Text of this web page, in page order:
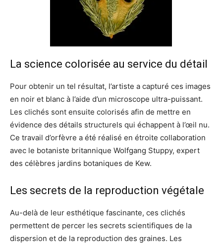
La science colorisée au service du détail
Pour obtenir un tel résultat, l’artiste a capturé ces images
en noir et blanc à l’aide d’un microscope ultra-puissant.
Les clichés sont ensuite colorisés afin de mettre en
évidence des détails structurels qui échappent à l’œil nu.
Ce travail d’orfèvre a été réalisé en étroite collaboration
avec le botaniste britannique Wolfgang Stuppy, expert
des célèbres jardins botaniques de Kew.
Les secrets de la reproduction végétale
Au-delà de leur esthétique fascinante, ces clichés
permettent de percer les secrets scientifiques de la
dispersion et de la reproduction des graines. Les